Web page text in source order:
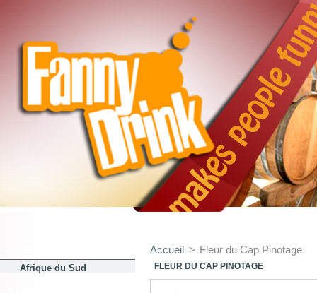
Afrique du Sud
Accueil > Fleur du Cap Pinotage
FLEUR DU CAP PINOTAGE